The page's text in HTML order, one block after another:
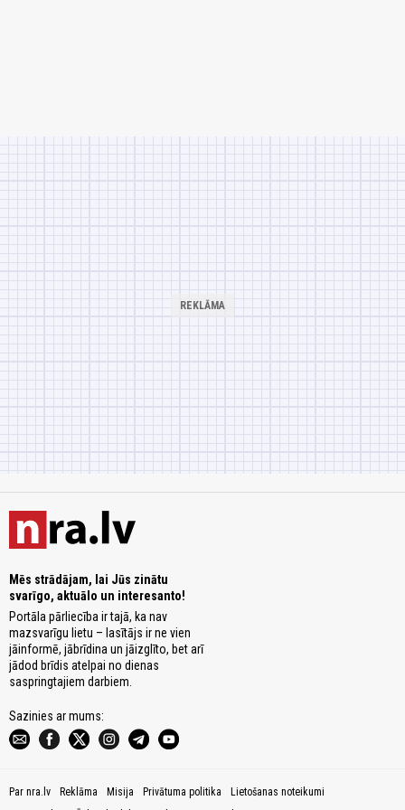
Mēs strādājam, lai Jūs zinātu
svarīgo, aktuālo un interesanto!
Portāla pārliecība ir tajā, ka nav
mazsvarīgu lietu – lasītājs ir ne vien
jāinformē, jābrīdina un jāizglīto, bet arī
jādod brīdis atelpai no dienas
saspringtajiem darbiem.
Sazinies ar mums:
Par nra.lv Reklāma Misija Privātuma politika
Lietošanas noteikumi